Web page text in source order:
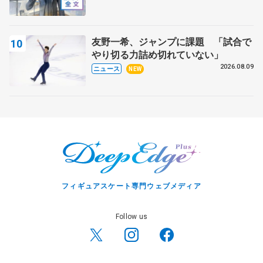
友野一希、ジャンプに課題 「試合で
やり切る力詰め切れていない」
ニュース NEW 2026.08.09
フィギュアスケート専門ウェブメディア
Follow us